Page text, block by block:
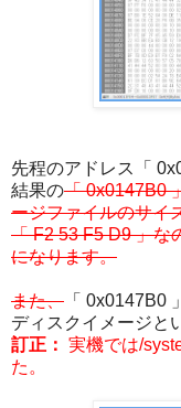
先程のアドレス「
結果の「 0x0147B0
ージファイルのサイ
「 F2 53 F5 D9 」な
になります。
また、 「 0x0147B0
ディスクイメージと
訂正： 実機では/
た。